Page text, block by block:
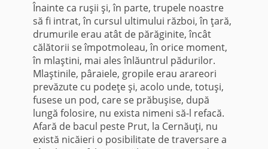
Înainte ca ruşii şi, în parte, trupele noastre
să fi intrat, în cursul ultimului război, în ţară,
drumurile erau atât de părăginite, încât
călătorii se împotmoleau, în orice moment,
în mlaştini, mai ales înlăuntrul pădurilor.
Mlaştinile, pâraiele, gropile erau arareori
prevăzute cu podeţe şi, acolo unde, totuşi,
fusese un pod, care se prăbuşise, după
lungă folosire, nu exista nimeni să-l refacă.
Afară de bacul peste Prut, la Cernăuţi, nu
există nicăieri o posibilitate de traversare a